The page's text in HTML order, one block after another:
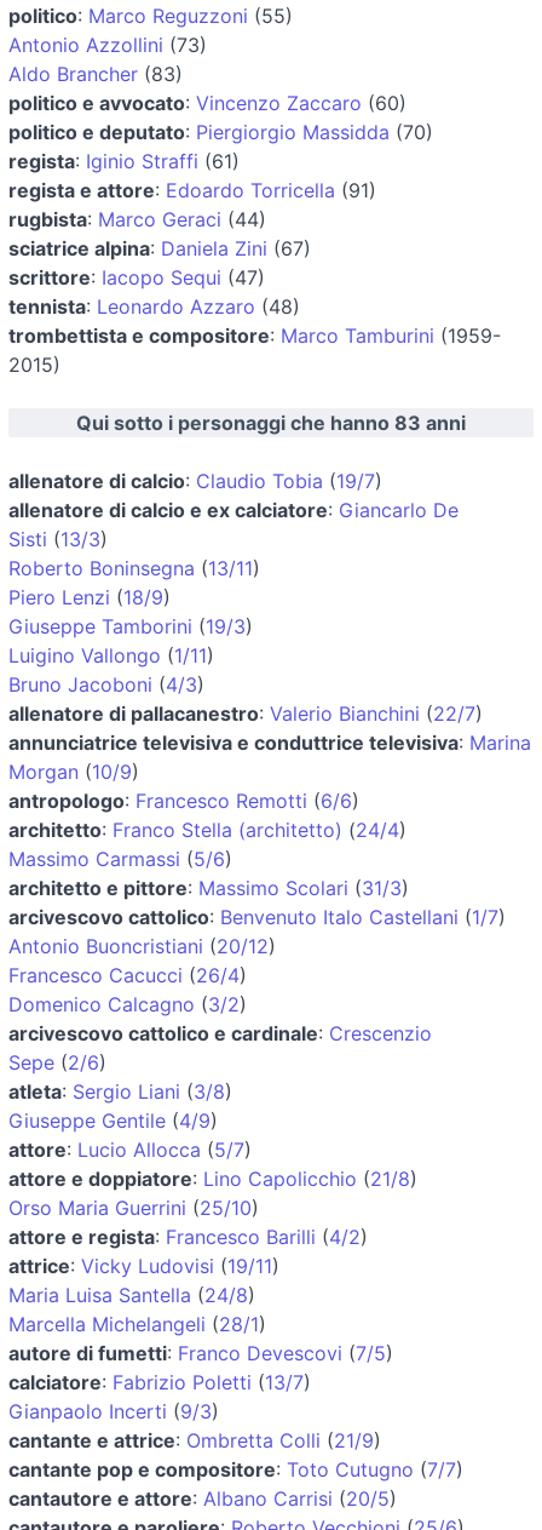
politico: Marco Reguzzoni (55)
Antonio Azzollini (73)
Aldo Brancher (83)
politico e avvocato: Vincenzo Zaccaro (60)
politico e deputato: Piergiorgio Massidda (70)
regista: Iginio Straffi (61)
regista e attore: Edoardo Torricella (91)
rugbista: Marco Geraci (44)
sciatrice alpina: Daniela Zini (67)
scrittore: Iacopo Sequi (47)
tennista: Leonardo Azzaro (48)
trombettista e compositore: Marco Tamburini (1959-
2015)
Qui sotto i personaggi che hanno 83 anni
allenatore di calcio: Claudio Tobia (19/7)
allenatore di calcio e ex calciatore: Giancarlo De
Sisti (13/3)
Roberto Boninsegna (13/11)
Piero Lenzi (18/9)
Giuseppe Tamborini (19/3)
Luigino Vallongo (1/11)
Bruno Jacoboni (4/3)
allenatore di pallacanestro: Valerio Bianchini (22/7)
annunciatrice televisiva e conduttrice televisiva: Marina
Morgan (10/9)
antropologo: Francesco Remotti (6/6)
architetto: Franco Stella (architetto) (24/4)
Massimo Carmassi (5/6)
architetto e pittore: Massimo Scolari (31/3)
arcivescovo cattolico: Benvenuto Italo Castellani (1/7)
Antonio Buoncristiani (20/12)
Francesco Cacucci (26/4)
Domenico Calcagno (3/2)
arcivescovo cattolico e cardinale: Crescenzio
Sepe (2/6)
atleta: Sergio Liani (3/8)
Giuseppe Gentile (4/9)
attore: Lucio Allocca (5/7)
attore e doppiatore: Lino Capolicchio (21/8)
Orso Maria Guerrini (25/10)
attore e regista: Francesco Barilli (4/2)
attrice: Vicky Ludovisi (19/11)
Maria Luisa Santella (24/8)
Marcella Michelangeli (28/1)
autore di fumetti: Franco Devescovi (7/5)
calciatore: Fabrizio Poletti (13/7)
Gianpaolo Incerti (9/3)
cantante e attrice: Ombretta Colli (21/9)
cantante pop e compositore: Toto Cutugno (7/7)
cantautore e attore: Albano Carrisi (20/5)